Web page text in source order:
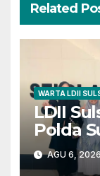
Related
WARTA LDII
LDII
Polda
Bakti
ke-81
AGU 6,